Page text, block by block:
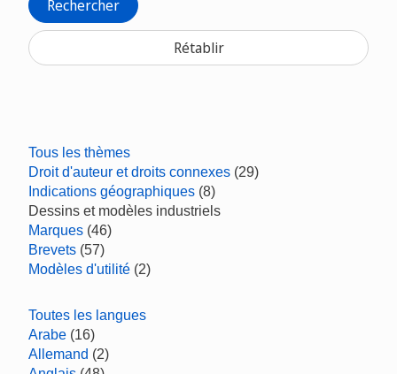
Rechercher
Rétablir
Tous les thèmes
Droit d'auteur et droits connexes (29)
Indications géographiques (8)
Dessins et modèles industriels
Marques (46)
Brevets (57)
Modèles d'utilité (2)
Toutes les langues
Arabe (16)
Allemand (2)